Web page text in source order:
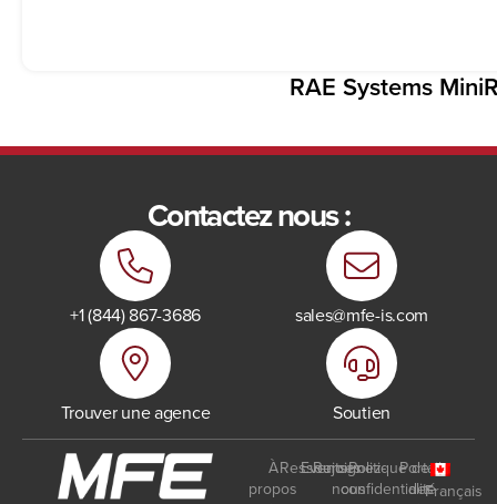
RAE Systems
Contactez nous :
+1 (844) 867-3686 sales@mfe-is.com
Trouver une agence Soutien
À
propos
Ressources
Events
Rejoignez-
nous
Politique de
confidentialité
Portail
desFrançais